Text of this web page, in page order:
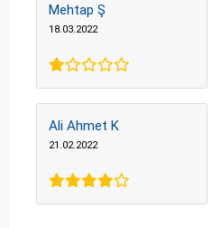
Mehtap Ş
18.03.2022
Ali Ahmet K
21.02.2022